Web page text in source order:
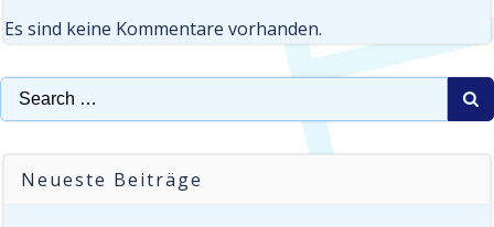
Es sind keine Kommentare vorhanden.
Search
for:
Neueste Beiträge